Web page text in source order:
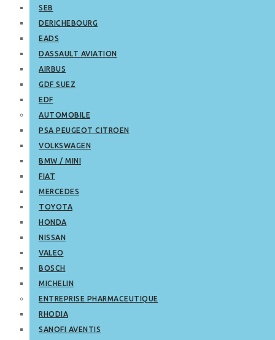
SEB
DERICHEBOURG
EADS
DASSAULT AVIATION
AIRBUS
GDF SUEZ
EDF
AUTOMOBILE
PSA PEUGEOT CITROEN
VOLKSWAGEN
BMW / MINI
FIAT
MERCEDES
TOYOTA
HONDA
NISSAN
VALEO
BOSCH
MICHELIN
ENTREPRISE PHARMACEUTIQUE
RHODIA
SANOFI AVENTIS